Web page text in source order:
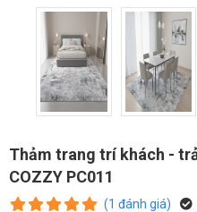
Thảm trang trí khách -
COZZY PC011
(1 đánh giá)